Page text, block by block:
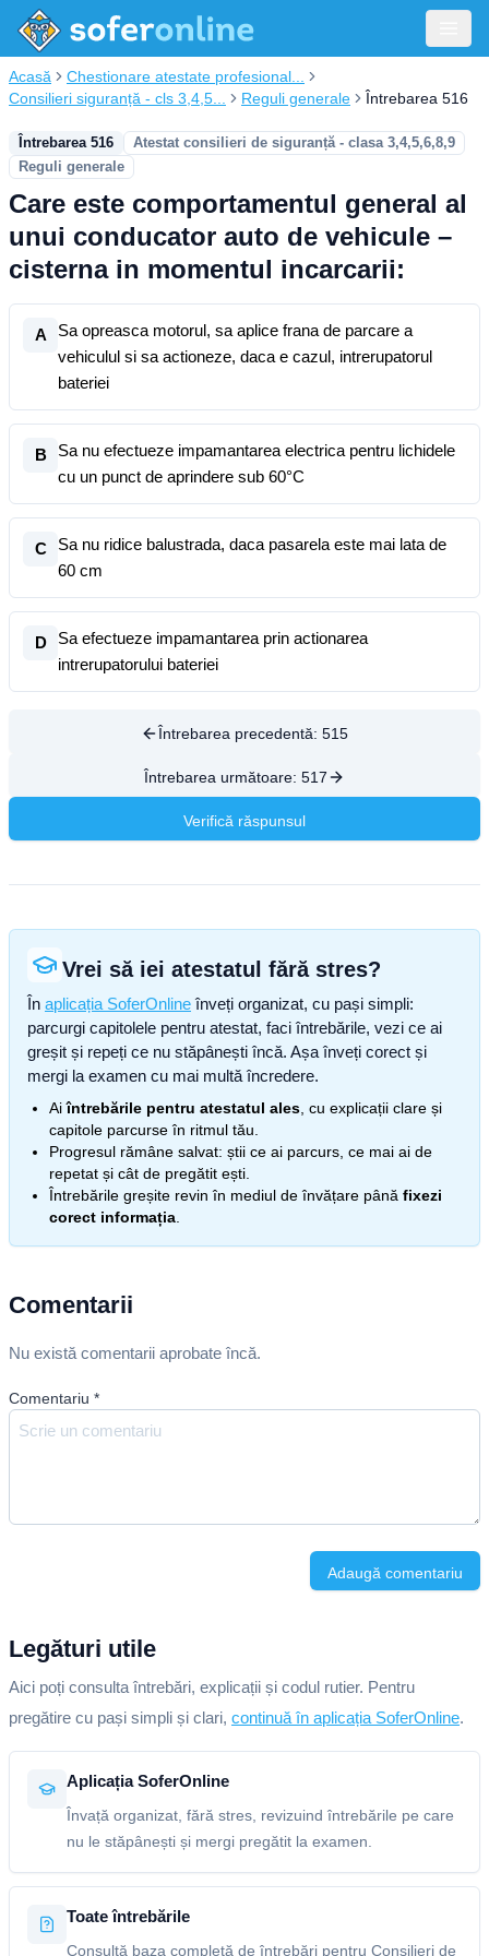
Acasă
Chestionare atestate profesional...
Consilieri siguranță - cls 3,4,5...
Reguli generale Întrebarea 516
Întrebarea 516
Atestat consilieri de siguranță - clasa 3,4,5,6,8,9
Reguli generale
Care este comportamentul general al
unui conducator auto de vehicule –
cisterna in momentul incarcarii:
A
Sa opreasca motorul, sa aplice frana de parcare a
vehiculul si sa actioneze, daca e cazul, intrerupatorul
bateriei
B
Sa nu efectueze impamantarea electrica pentru lichidele
cu un punct de aprindere sub 60°C
C
Sa nu ridice balustrada, daca pasarela este mai lata de
60 cm
D
Sa efectueze impamantarea prin actionarea
intrerupatorului bateriei
Întrebarea precedentă: 515
Întrebarea următoare: 517
Verifică răspunsul
Vrei să iei atestatul fără stres?
În aplicația SoferOnline înveți organizat, cu pași simpli:
parcurgi capitolele pentru atestat, faci întrebările, vezi ce ai
greșit și repeți ce nu stăpânești încă. Așa înveți corect și
mergi la examen cu mai multă încredere.
Aiîntrebările pentru atestatul ales , cu explicații clare și
capitole parcurse în ritmul tău.
Progresul rămâne salvat: știi ce ai parcurs, ce mai ai de
repetat și cât de pregătit ești.
Întrebările greșite revin în mediul de învățare până fixezi
corect informația
Comentarii
Nu există comentarii aprobate încă.
Comentariu *
Adaugă comentariu
Legături utile
Aici poți consulta întrebări, explicații și codul rutier. Pentru
pregătire cu pași simpli și clari, continuă în aplicația SoferOnline.
Aplicația SoferOnline
Învață organizat, fără stres, revizuind întrebările pe care
nu le stăpânești și mergi pregătit la examen.
Toate întrebările
Consultă baza completă de întrebări pentru Consilieri de